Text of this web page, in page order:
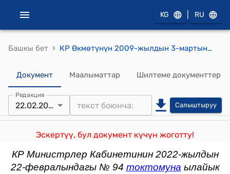
KG RU
Башкы бет › КР Өкмөтүнүн 2009-жылдын 3-мартындагы №140 "Кыргыз Республикасынын Салык кодексинин 98, 242, 255, 257, 258, 280, 281, 287 жана 295-беренелеринин жана "Кыргыз Республикасынын Салык кодексин колдонууга киргизүү жөнүндө" Кыргыз Республикасынын Мыйзамынын 11-беренесинин талаптарын ишке ашыруу боюнча чаралар жөнүндө" Кыргыз Республикасынын Өкмөтүнүн 2008-жылдын 30-декабрындагы № 735 токтомуна өзгөртүүлөрдү киргизүү тууралуу" токтому
Документ Маалыматтар Шилтеме документтер
Редакция
22.02.2022 Салыштыруу
Эскертүү, бул документ күчүн жоготту!